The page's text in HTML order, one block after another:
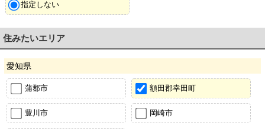
指定しない
住みたいエリア
愛知県
蒲郡市 額田郡幸田町
豊川市 岡崎市